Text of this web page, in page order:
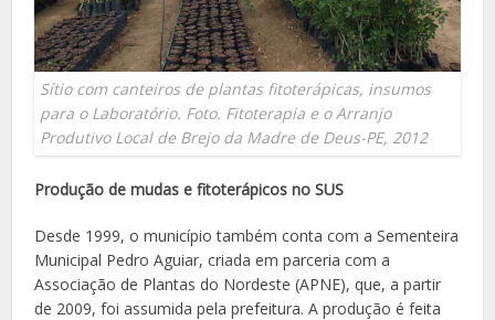
Sítio com canteiros de plantas fitoterápicas, insumos
para o Laboratório. Foto. Fitoterapia e o Arranjo
Produtivo Local de Brejo da Madre de Deus-PE, 2012
Produção de mudas e fitoterápicos no SUS
Desde 1999, o município também conta com a Sementeira
Municipal Pedro Aguiar, criada em parceria com a
Associação de Plantas do Nordeste (APNE), que, a partir
de 2009, foi assumida pela prefeitura. A produção é feita